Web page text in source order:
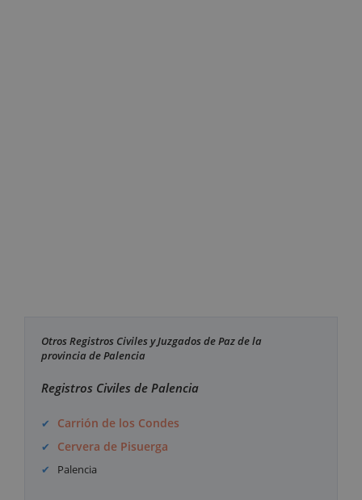
Otros Registros Civiles y Juzgados de Paz de la
provincia de Palencia
Registros Civiles de Palencia
Carrión de los Condes
Cervera de Pisuerga
Palencia